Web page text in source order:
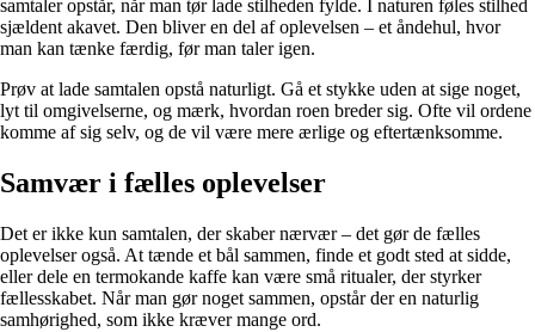
samtaler opstår, når man tør lade stilheden fylde. I naturen føles stilhed
sjældent akavet. Den bliver en del af oplevelsen – et åndehul, hvor
man kan tænke færdig, før man taler igen.
Prøv at lade samtalen opstå naturligt. Gå et stykke uden at sige noget,
lyt til omgivelserne, og mærk, hvordan roen breder sig. Ofte vil ordene
komme af sig selv, og de vil være mere ærlige og eftertænksomme.
Samvær i fælles oplevelser
Det er ikke kun samtalen, der skaber nærvær – det gør de fælles
oplevelser også. At tænde et bål sammen, finde et godt sted at sidde,
eller dele en termokande kaffe kan være små ritualer, der styrker
fællesskabet. Når man gør noget sammen, opstår der en naturlig
samhørighed, som ikke kræver mange ord.